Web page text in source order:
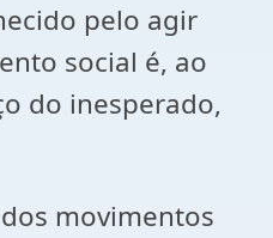
pelo agir
social é, ao
do inesperado,
movimentos